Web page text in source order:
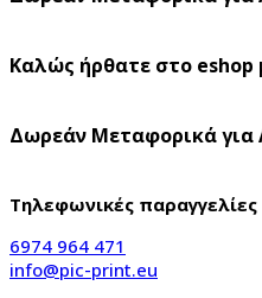
Καλώς ήρθατε στο eshop
Δωρεάν Μεταφορικά για
Τηλεφωνικές
6974 964 471
info@pic-print.eu